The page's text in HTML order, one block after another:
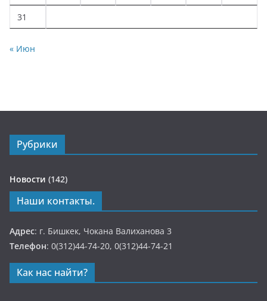
31
« Июн
Рубрики
Новости (142)
Наши контакты.
Адрес: г. Бишкек, Чокана Валиханова 3
Телефон: 0(312)44-74-20, 0(312)44-74-21
Как нас найти?